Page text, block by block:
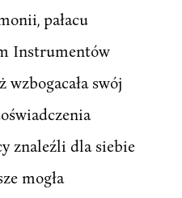
pałacu
Instrumentów
wzbogacała swój
znaleźli dla siebie
mogła